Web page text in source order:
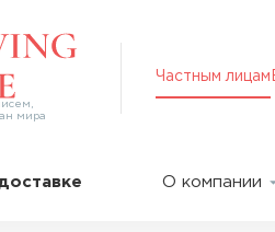
мира
Частным лицам
доставка
О компании